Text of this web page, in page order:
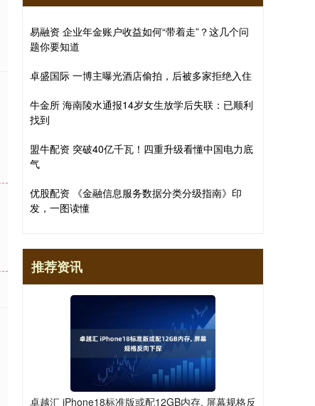
易融资 企业年金账户收益如何“带着走”？这几个问
题你要知道
卓盛国际 一博主曝光酒店偷拍，后被多家拒绝入住
牛金所 海南陵水通报14岁女生放学后失联：已顺利
找到
盟牛配资 突破40亿千瓦！四重升级看懂中国电力底
气
优股配资 《金融信息服务数据分类分级指南》印
发，一图读懂
推荐资讯
卓越汇 iPhone18标准版或配12GB内存, 屏幕规格反